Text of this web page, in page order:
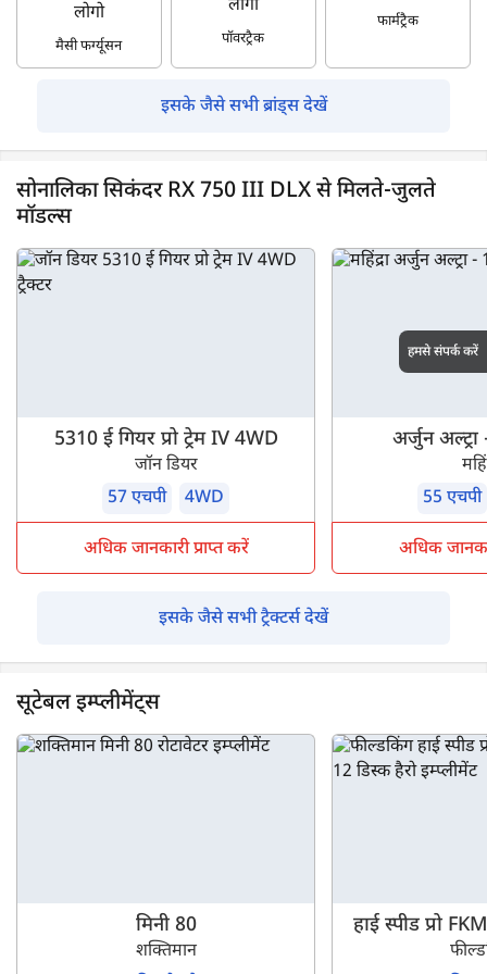
मैसी फर्ग्यूसन पॉवरट्रैक
फार्मट्रैक
इसके जैसे सभी ब्रांड्स देखें
सोनालिका सिकंदर RX 750 III DLX से मिलते-जुलते
मॉडल्स
5310 ई गियर प्रो ट्रेम IV 4WD
जॉन डियर
57 एचपी
4WD
अधिक जानकारी प्राप्त करें
अर्जुन
55 एचपी
अधिक
इसके जैसे सभी ट्रैक्टर्स देखें
सूटेबल इम्प्लीमेंट्स
मिनी 80
शक्तिमान
हाई स्पीड प्रो
हमसे संपर्क करें